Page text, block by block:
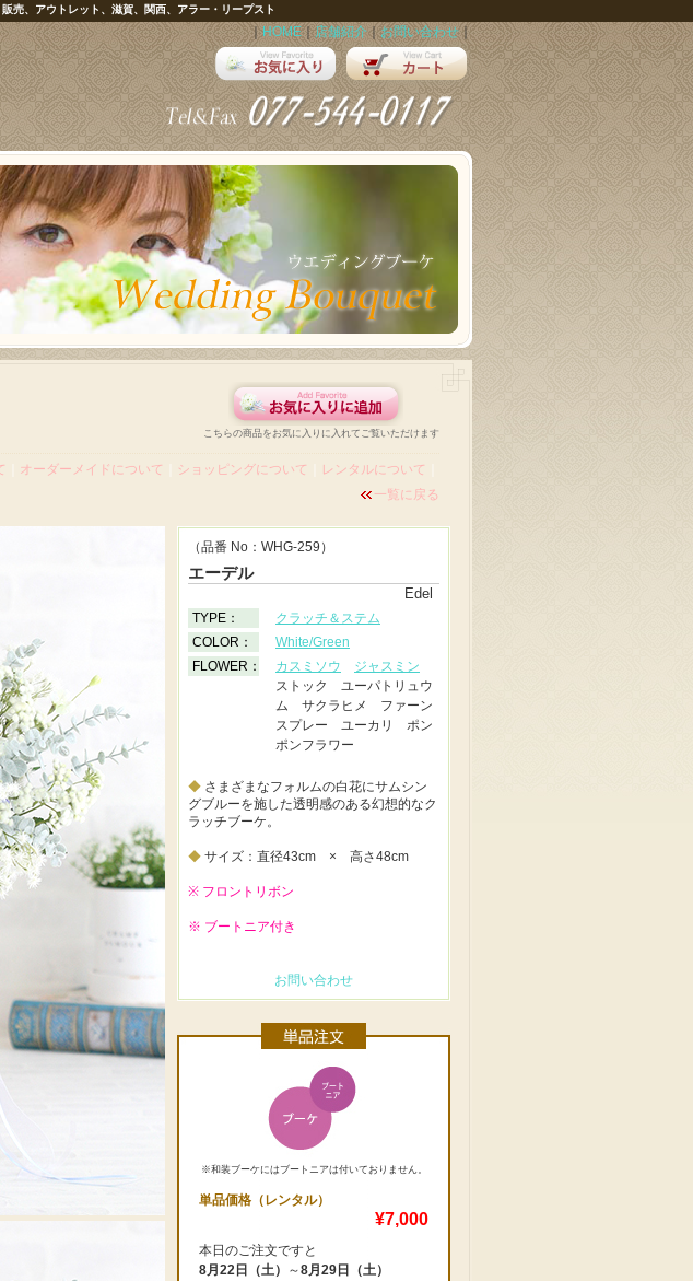
売、アウトレット、滋賀、関西、アラー・リープスト
｜ HOME｜ 店舗紹介 ｜お問い合わせ｜
こちらの商品をお気に入りに入れてご覧いただけます
オーダーメイドについて ショッピングについて レンタルについて
一覧に戻る
（品番 No：WHG-259）
エーデル
Edel
TYPE：
クラッチ＆ステム
COLOR：
White/Green
FLOWER：
カスミソウ
ジャスミン
ストック ユーパトリュウ
ム サクラヒメ ファーン
スプレー ユーカリ ポン
ポンフラワー
◆ さまざまなフォルムの白花にサムシン
グブルーを施した透明感のある幻想的なク
ラッチブーケ。
◆ サイズ：直径43cm × 高さ48cm
※ フロントリボン
※ ブートニア付き
お問い合わせ
※和装ブーケにはブートニアは付いておりません。
単品価格（レンタル）
¥7,000
本日のご注文ですと
8月22日（土）
～8月29日（土）